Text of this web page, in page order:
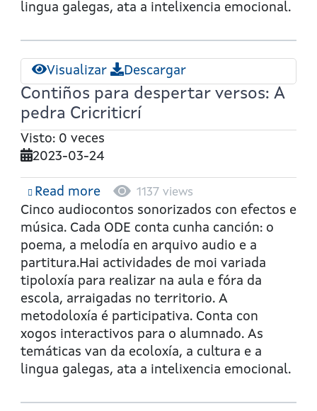
lingua galegas, ata a intelixencia emocional.
Visualizar Descargar
Contiños para despertar versos: A
pedra Cricriticrí
Visto: 0 veces
2023-03-24
Read moreabout
Contiños
para
despertar
versos:
A
pedra
Cricriticrí
1137 views
Cinco audiocontos sonorizados con efectos e
música. Cada ODE conta cunha canción: o
poema, a melodía en arquivo audio e a
partitura.Hai actividades de moi variada
tipoloxía para realizar na aula e fóra da
escola, arraigadas no territorio. A
metodoloxía é participativa. Conta con
xogos interactivos para o alumnado. As
temáticas van da ecoloxía, a cultura e a
lingua galegas, ata a intelixencia emocional.